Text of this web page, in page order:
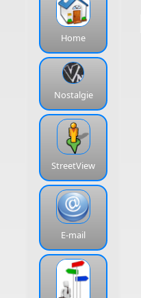
Home
Nostalgie
StreetView
E-mail